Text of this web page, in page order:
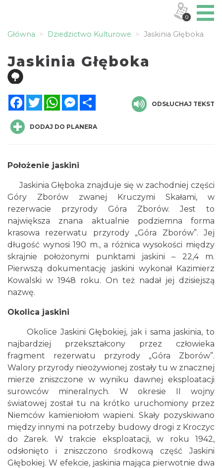
Główna Dziedzictwo Kulturowe Jaskinia Głęboka
Jaskinia Głęboka
FacebookTwitterWhatsAppMessenger
ODSŁUCHAJ TEKST
DODAJ DO PLANERA
Położenie jaskini
Jaskinia Głęboka znajduje się w zachodniej części
Góry Zborów zwanej Kruczymi Skałami, w
rezerwacie przyrody Góra Zborów. Jest to
największa znana aktualnie podziemna forma
krasowa rezerwatu przyrody „Góra Zborów”. Jej
długość wynosi 190 m., a różnica wysokości między
skrajnie położonymi punktami jaskini – 22,4 m.
Pierwszą dokumentację jaskini wykonał Kazimierz
Kowalski w 1948 roku. On też nadał jej dzisiejszą
nazwę.
Okolica jaskini
Okolice Jaskini Głębokiej, jak i sama jaskinia, to
najbardziej przekształcony przez człowieka
fragment rezerwatu przyrody „Góra Zborów”.
Walory przyrody nieożywionej zostały tu w znacznej
mierze zniszczone w wyniku dawnej eksploatacji
surowców mineralnych. W okresie II wojny
światowej został tu na krótko uruchomiony przez
Niemców kamieniołom wapieni. Skały pozyskiwano
między innymi na potrzeby budowy drogi z Kroczyc
do Żarek. W trakcie eksploatacji, w roku 1942,
odsłonięto i zniszczono środkową część Jaskini
Głębokiej. W efekcie, jaskinia mająca pierwotnie dwa
0